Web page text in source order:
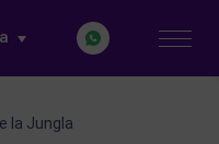
la Jungla